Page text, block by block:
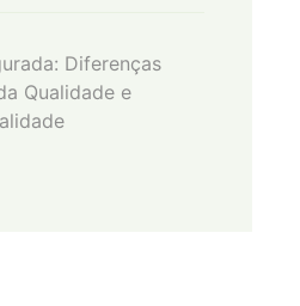
Diferenças
Qualidade e